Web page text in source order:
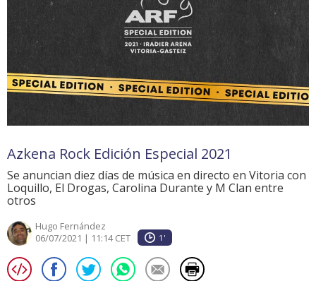
Azkena Rock Edición Especial 2021
Se anuncian diez días de música en directo en Vitoria con
Loquillo, El Drogas, Carolina Durante y M Clan entre
otros
Hugo Fernández
06/07/2021 | 11:14 CET
1'